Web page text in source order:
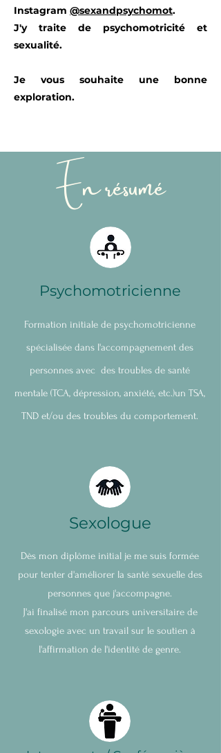
Instagram @sexandpsychomot.
J'y traite de psychomotricité et
sexualité.
Je vous souhaite une bonne
exploration.
En résumé
Psychomotricienne
Formation initiale de psychomotricienne
spécialisée dans l'accompagnement des
personnes avec des troubles de santé
mentale (TCA, dépression, anxiété, etc.)un TSA,
TND et/ou des troubles du comportement.
Sexologue
Dès mon diplôme initial je me suis formée
pour tenter d'améliorer la santé sexuelle des
personnes que j'accompagne.
J'ai finalisé mon parcours universitaire de
sexologie avec un travail sur le soutien à
l'affirmation de l'identité de genre.